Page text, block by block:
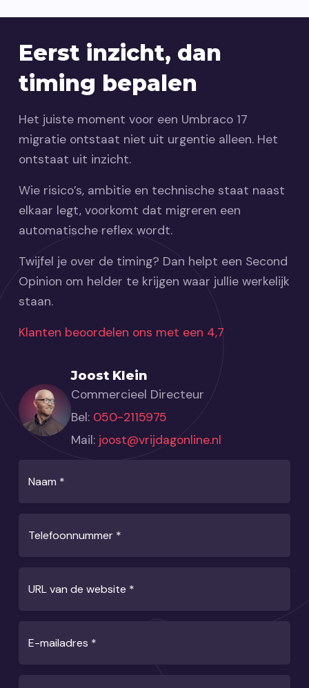
Eerst inzicht, dan
timing bepalen
Het juiste moment voor een Umbraco 17
migratie ontstaat niet uit urgentie alleen. Het
ontstaat uit inzicht.
Wie risico’s, ambitie en technische staat naast
elkaar legt, voorkomt dat migreren een
automatische reflex wordt.
Twijfel je over de timing? Dan helpt een Second
Opinion om helder te krijgen waar jullie werkelijk
staan.
Klanten beoordelen ons met een 4,7
Joost Klein
Commercieel Directeur
Bel: 050-2115975
Mail: joost@vrijdagonline.nl
Naam *
Telefoonnummer *
URL van de website *
E-mailadres *